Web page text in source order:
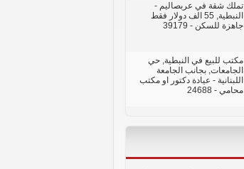
تملك شقة في عربصاليم -
النبطية, 55 الف دولار فقط
جاهزة للسكن - 39179
مكتب للبيع في النبطية, حي
الجامعات, بجانب الجامعة
اللبنانية - عيادة دكتور او مكتب
محامي - 24688